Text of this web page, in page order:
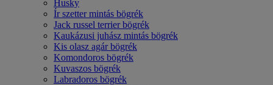
Husky
Ír szetter mintás bögrék
Jack russel terrier bögrék
Kaukázusi juhász mintás bögrék
Kis olasz agár bögrék
Komondoros bögrék
Kuvaszos bögrék
Labradoros bögrék